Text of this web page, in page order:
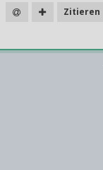
Zitieren